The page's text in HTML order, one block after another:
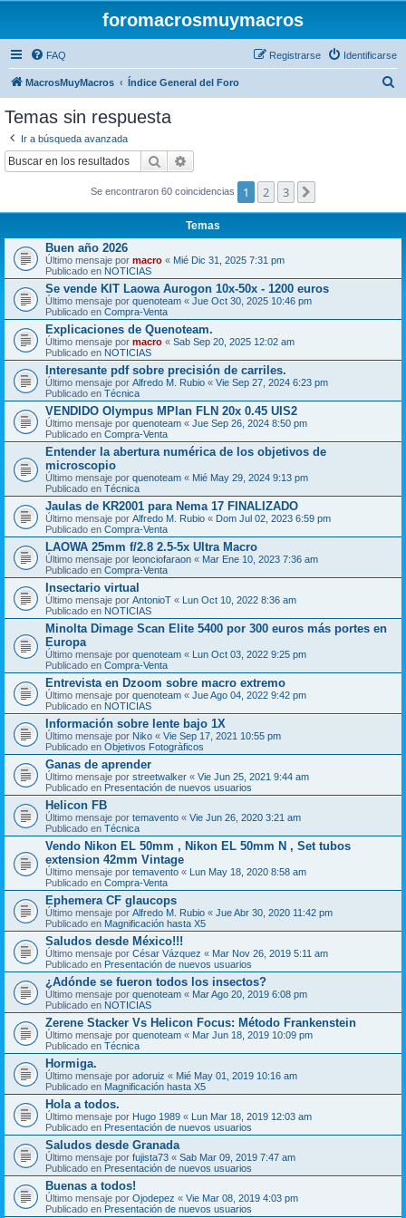
foromacrosmuymacros
FAQ Identificarse
Registrarse
MacrosMuyMacros Índice General del Foro
Temas sin respuesta
Ir a búsqueda avanzada
Buscar
Se encontraron 60 coincidencias 1 2 3
Temas
Buen año 2026
Último mensaje por macro « Mié Dic 31, 2025 7:31 pm
Publicado en NOTICIAS
Se vende KIT Laowa Aurogon 10x-50x - 1200 euros
Último mensaje por quenoteam « Jue Oct 30, 2025 10:46 pm
Publicado en Compra-Venta
Explicaciones de Quenoteam.
Último mensaje por macro « Sab Sep 20, 2025 12:02 am
Publicado en NOTICIAS
Interesante pdf sobre precisión de carriles.
Último mensaje por Alfredo M. Rubio « Vie Sep 27, 2024 6:23 pm
Publicado en Técnica
VENDIDO Olympus MPlan FLN 20x 0.45 UIS2
Último mensaje por quenoteam « Jue Sep 26, 2024 8:50 pm
Publicado en Compra-Venta
Entender la abertura numérica de los objetivos de
microscopio
Último mensaje por quenoteam « Mié May 29, 2024 9:13 pm
Publicado en Técnica
Jaulas de KR2001 para Nema 17 FINALIZADO
Último mensaje por Alfredo M. Rubio « Dom Jul 02, 2023 6:59 pm
Publicado en Compra-Venta
LAOWA 25mm f/2.8 2.5-5x Ultra Macro
Último mensaje por leonciofaraon « Mar Ene 10, 2023 7:36 am
Publicado en Compra-Venta
Insectario virtual
Último mensaje por AntonioT « Lun Oct 10, 2022 8:36 am
Publicado en NOTICIAS
Minolta Dimage Scan Elite 5400 por 300 euros más portes en
Europa
Último mensaje por quenoteam « Lun Oct 03, 2022 9:25 pm
Publicado en Compra-Venta
Entrevista en Dzoom sobre macro extremo
Último mensaje por quenoteam « Jue Ago 04, 2022 9:42 pm
Publicado en NOTICIAS
Información sobre lente bajo 1X
Último mensaje por Niko « Vie Sep 17, 2021 10:55 pm
Publicado en Objetivos Fotogràficos
Ganas de aprender
Último mensaje por streetwalker « Vie Jun 25, 2021 9:44 am
Publicado en Presentación de nuevos usuarios
Helicon FB
Último mensaje por temavento « Vie Jun 26, 2020 3:21 am
Publicado en Técnica
Vendo Nikon EL 50mm , Nikon EL 50mm N , Set tubos
extension 42mm Vintage
Último mensaje por temavento « Lun May 18, 2020 8:58 am
Publicado en Compra-Venta
Ephemera CF glaucops
Último mensaje por Alfredo M. Rubio « Jue Abr 30, 2020 11:42 pm
Publicado en Magnificación hasta X5
Saludos desde México!!!
Último mensaje por César Vázquez « Mar Nov 26, 2019 5:11 am
Publicado en Presentación de nuevos usuarios
¿Adónde se fueron todos los insectos?
Último mensaje por quenoteam « Mar Ago 20, 2019 6:08 pm
Publicado en NOTICIAS
Zerene Stacker Vs Helicon Focus: Método Frankenstein
Último mensaje por quenoteam « Mar Jun 18, 2019 10:09 pm
Publicado en Técnica
Hormiga.
Último mensaje por adoruiz « Mié May 01, 2019 10:16 am
Publicado en Magnificación hasta X5
Hola a todos.
Último mensaje por Hugo 1989 « Lun Mar 18, 2019 12:03 am
Publicado en Presentación de nuevos usuarios
Saludos desde Granada
Último mensaje por fujista73 « Sab Mar 09, 2019 7:47 am
Publicado en Presentación de nuevos usuarios
Buenas a todos!
Último mensaje por Ojodepez « Vie Mar 08, 2019 4:03 pm
Publicado en Presentación de nuevos usuarios